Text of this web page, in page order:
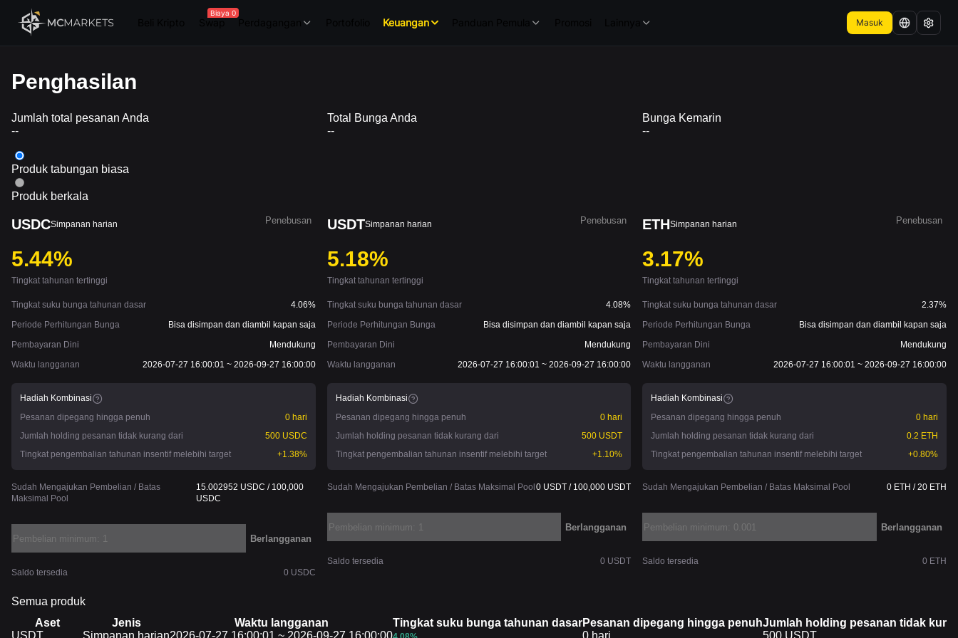
Biaya 0
Keuangan Masuk
Penghasilan
Jumlah total pesanan Anda
--
Total Bunga Anda
--
Bunga Kemarin
--
Produk tabungan biasa
Produk berkala
USDCSimpanan harian Penebusan
5.44%
Tingkat tahunan tertinggi
Tingkat suku bunga tahunan dasar
4.06%
Periode Perhitungan Bunga
Bisa disimpan dan diambil kapan saja
Pembayaran Dini
Mendukung
Waktu langganan
2026-07-27 16:00:01 ~ 2026-09-27 16:00:00
Hadiah Kombinasi
Pesanan dipegang hingga penuh
0 hari
Jumlah holding pesanan tidak kurang dari
500 USDC
Tingkat pengembalian tahunan insentif melebihi target
+1.38%
Sudah Mengajukan Pembelian / Batas
Maksimal Pool
15.002952 USDC / 100,000
USDC
Berlangganan
Saldo tersedia 0 USDC
USDTSimpanan harian Penebusan
5.18%
Tingkat tahunan tertinggi
Tingkat suku bunga tahunan dasar
4.08%
Periode Perhitungan Bunga
Bisa disimpan dan diambil kapan saja
Pembayaran Dini
Mendukung
Waktu langganan
2026-07-27 16:00:01 ~ 2026-09-27 16:00:00
Hadiah Kombinasi
Pesanan dipegang hingga penuh
0 hari
Jumlah holding pesanan tidak kurang dari
500 USDT
Tingkat pengembalian tahunan insentif melebihi target
+1.10%
Sudah Mengajukan Pembelian / Batas Maksimal Pool 0 USDT / 100,000 USDT
Berlangganan
Saldo tersedia 0 USDT
ETHSimpanan harian Penebusan
3.17%
Tingkat tahunan tertinggi
Tingkat suku bunga tahunan dasar
2.37%
Periode Perhitungan Bunga
Bisa disimpan dan diambil kapan saja
Pembayaran Dini
Mendukung
Waktu langganan
2026-07-27 16:00:01 ~ 2026-09-27 16:00:00
Hadiah Kombinasi
Pesanan dipegang hingga penuh
0 hari
Jumlah holding pesanan tidak kurang dari
0.2 ETH
Tingkat pengembalian tahunan insentif melebihi target
+0.80%
Sudah Mengajukan Pembelian / Batas Maksimal Pool 0 ETH / 20 ETH
Berlangganan
Saldo tersedia 0 ETH
Semua produk
Aset
Jenis Waktu langganan Tingkat suku bunga tahunan dasarPesanan dipegang hingga penuhJumlah holding pesanan tidak
Aset
Jenis Waktu langganan Tingkat suku bunga tahunan dasar Pesanan dipegang hingga penuh Jumlah holding pesanan tidak
USDT Simpanan harian2026-07-27 16:00:01 ~ 2026-09-27 16:00:00 0 hari 500 USDT